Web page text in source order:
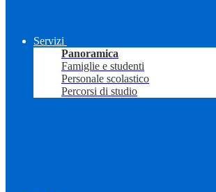
Servizi
Panoramica
Famiglie e studenti
Personale scolastico
Percorsi di studio